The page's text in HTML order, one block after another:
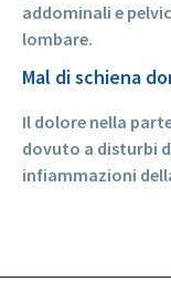
addominali e
lombare.
Mal di schiena
Il dolore nella
dovuto a disturbi
infiammazioni